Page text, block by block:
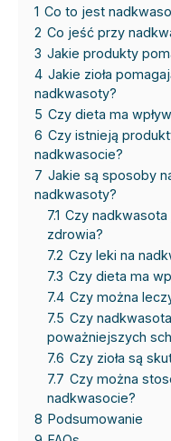
1 Co to jest
2 Co jeść przy
3 Jakie produkty
4 Jakie zioła
nadkwasoty?
5 Czy dieta ma
6 Czy istnieją
nadkwasocie?
7 Jakie są sposoby
nadkwasoty?
7.1 Czy
zdrowia?
7.2 Czy leki na
7.3 Czy dieta ma
7.4 Czy można
7.5 Czy
poważniejszych
7.6 Czy zioła są
7.7 Czy można
nadkwasocie?
8 Podsumowanie